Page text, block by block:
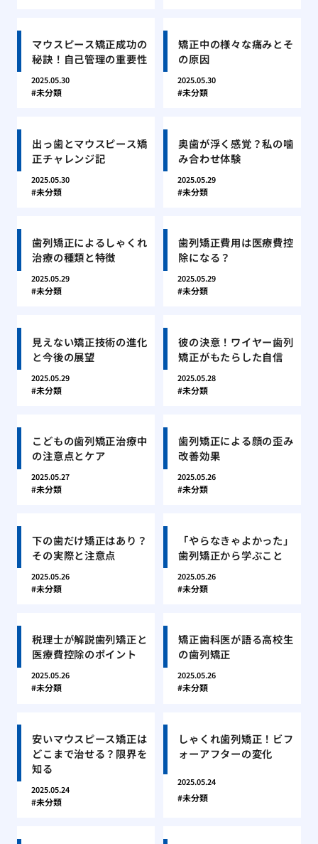
マウスピース矯正成功の
秘訣！自己管理の重要性
2025.05.30
未分類
矯正中の様々な痛みとそ
の原因
2025.05.30
未分類
出っ歯とマウスピース矯
正チャレンジ記
2025.05.30
未分類
奥歯が浮く感覚？私の噛
み合わせ体験
2025.05.29
未分類
歯列矯正によるしゃくれ
治療の種類と特徴
2025.05.29
未分類
歯列矯正費用は医療費控
除になる？
2025.05.29
未分類
見えない矯正技術の進化
と今後の展望
2025.05.29
未分類
彼の決意！ワイヤー歯列
矯正がもたらした自信
2025.05.28
未分類
こどもの歯列矯正治療中
の注意点とケア
2025.05.27
未分類
歯列矯正による顔の歪み
改善効果
2025.05.26
未分類
下の歯だけ矯正はあり？
その実際と注意点
2025.05.26
未分類
「やらなきゃよかった」
歯列矯正から学ぶこと
2025.05.26
未分類
税理士が解説歯列矯正と
医療費控除のポイント
2025.05.26
未分類
矯正歯科医が語る高校生
の歯列矯正
2025.05.26
未分類
安いマウスピース矯正は
どこまで治せる？限界を
知る
2025.05.24
未分類
しゃくれ歯列矯正！ビフ
ォーアフターの変化
2025.05.24
未分類